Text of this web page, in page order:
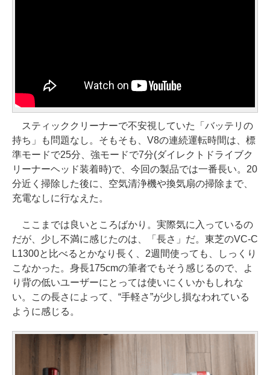
スティッククリーナーで不安視していた「バッテリの
持ち」も問題なし。そもそも、V8の連続運転時間は、標
準モードで25分、強モードで7分(ダイレクトドライブク
リーナーヘッド装着時)で、今回の製品では一番長い。20
分近く掃除した後に、空気清浄機や換気扇の掃除まで、
充電なしに行なえた。
ここまでは良いところばかり。実際気に入っているの
だが、少し不満に感じたのは、「長さ」だ。東芝のVC-C
L1300と比べるとかなり長く、2週間使っても、しっくり
こなかった。身長175cmの筆者でもそう感じるので、よ
り背の低いユーザーにとっては使いにくいかもしれな
い。この長さによって、“手軽さ”が少し損なわれている
ように感じる。